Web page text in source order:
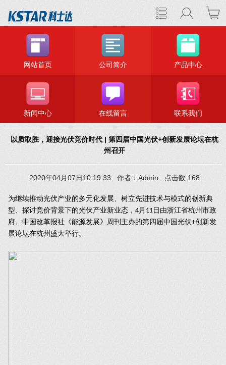
网站首页 公司简介 产品中心
新闻中心 在线留言 联系我们
以质取胜，迎接光伏竞价时代 | 第四届中国光伏+创新发展论坛在杭
州召开
2020年04月07日10:19:33 作者：Admin 点击数:168
为继续推动光伏产业的多元化发展、树立先进技术与模式的创新典
型、探讨竞价背景下的光伏产业新业态， 4 月 11 日由浙江省杭州市政
府、中国改革报社《能源发展》周刊主办的第四届中国光伏+创新发
展论坛在杭州盛大举行。